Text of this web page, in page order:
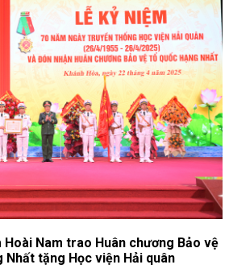
Nam trao Huân chương Bảo vệ
Nhất tặng Học viện Hải quân